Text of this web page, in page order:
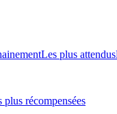
Les plus attendus
plus récompensées